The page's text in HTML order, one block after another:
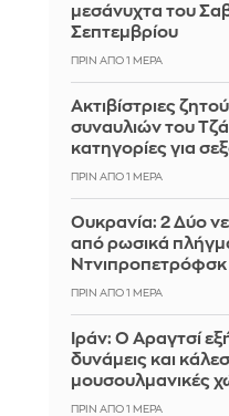
μεσάνυχτα του
Σεπτεμβρίου
ΠΡΙΝ ΑΠΌ 1 ΜΈΡΑ
Ακτιβίστριες
συναυλιών του
κατηγορίες για
ΠΡΙΝ ΑΠΌ 1 ΜΈΡΑ
Ουκρανία: 2 Δύο
από ρωσικά
Ντνιπροπετρόφσκ
ΠΡΙΝ ΑΠΌ 1 ΜΈΡΑ
Ιράν: Ο Αραγτσί
δυνάμεις και
μουσουλμανικές
ΠΡΙΝ ΑΠΌ 1 ΜΈΡΑ